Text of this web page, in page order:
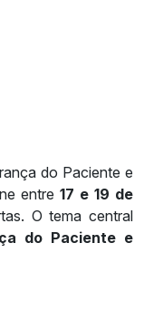
do Paciente e
entre 17 e 19 de
O tema central
do Paciente e